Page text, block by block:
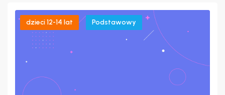
dzieci 12-14 lat Podstawowy